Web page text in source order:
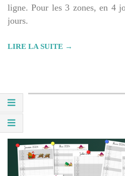
ligne. Pour les 3 zones, en 4
jours.
LIRE LA SUITE →